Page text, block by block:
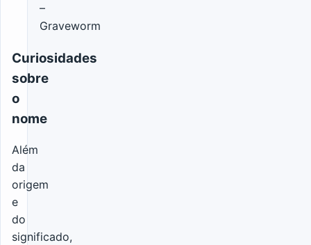
–
Graveworm
Curiosidades
sobre
o
nome
Além
da
origem
e
do
significado,